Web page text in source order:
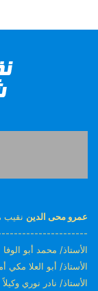
عمرو محى الدين نقيب
الأستاذ/ محمد أبو الوفا
الأستاذ/ أبو العلا مكي
الأستاذ/ نادر نوري